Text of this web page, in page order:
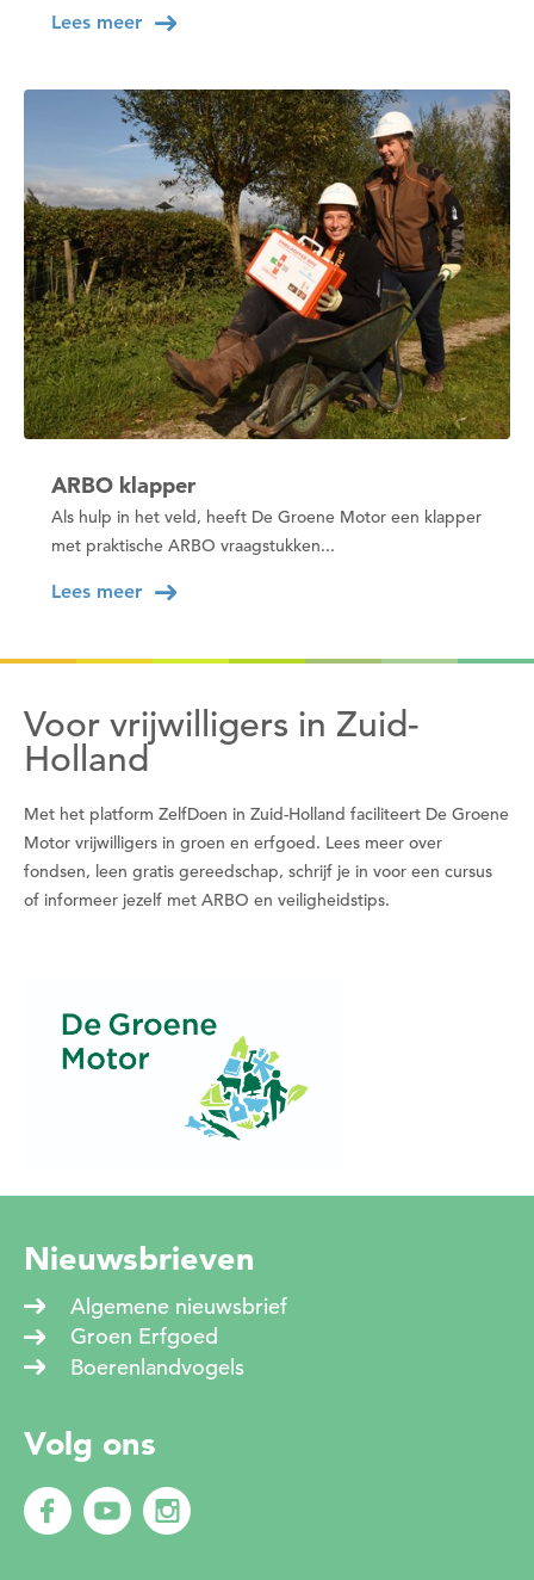
Lees meer
ARBO klapper
Als hulp in het veld, heeft De Groene Motor een klapper
met praktische ARBO vraagstukken...
Lees meer
Voor vrijwilligers in Zuid-
Holland
Met het platform ZelfDoen in Zuid-Holland faciliteert De Groene
Motor vrijwilligers in groen en erfgoed. Lees meer over
fondsen, leen gratis gereedschap, schrijf je in voor een cursus
of informeer jezelf met ARBO en veiligheidstips.
Nieuwsbrieven
Algemene nieuwsbrief
Groen Erfgoed
Boerenlandvogels
Volg ons